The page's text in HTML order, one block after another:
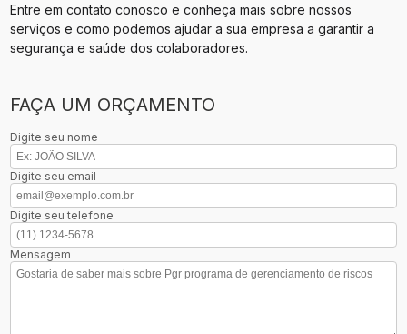
Entre em contato conosco e conheça mais sobre nossos
serviços e como podemos ajudar a sua empresa a garantir a
segurança e saúde dos colaboradores.
FAÇA UM ORÇAMENTO
Digite seu nome
Digite seu email
Digite seu telefone
Mensagem